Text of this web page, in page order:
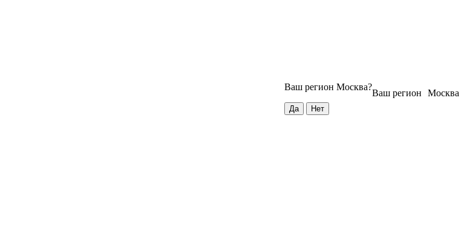
Москва
Ваш регион
Ваш регион Москва?